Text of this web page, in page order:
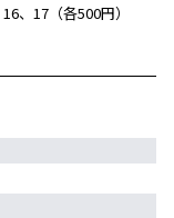
、17（各500円）